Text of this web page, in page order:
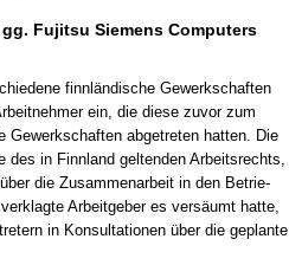
Fu­jit­su Sie­mens Com­pu­ters
finnländi­sche Ge­werk­schaf­ten
ein, die die­se zu­vor zum
Ge­werk­schaf­ten ab­ge­tre­ten hat­ten. Die
des in Finn­land gel­ten­den Ar­beits­rechts,
die Zu­sam­men­ar­beit in den Be­trie­
Ar­beit­ge­ber es versäumt hat­te,
in Kon­sul­ta­tio­nen über die ge­plan­te